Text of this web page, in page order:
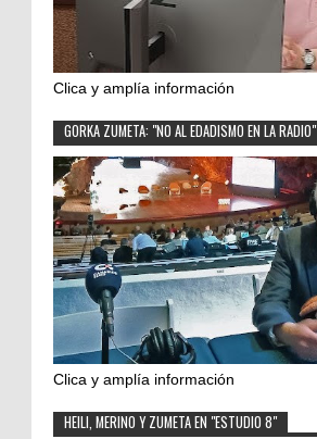
Clica y amplía información
GORKA ZUMETA: "NO AL EDADISMO EN LA RADIO"
Clica y amplía información
HEILI, MERINO Y ZUMETA EN "ESTUDIO 8"